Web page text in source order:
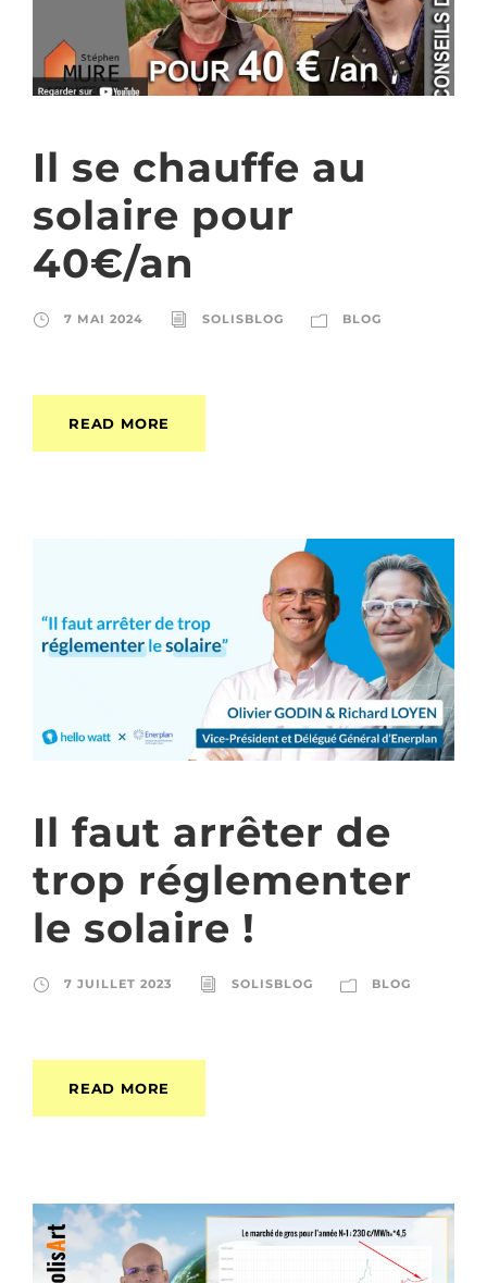
Il se chauffe au
solaire pour
40€/an
7 MAI 2024 SOLISBLOG BLOG
READ MORE
Il faut arrêter de
trop réglementer
le solaire !
7 JUILLET 2023 SOLISBLOG BLOG
READ MORE